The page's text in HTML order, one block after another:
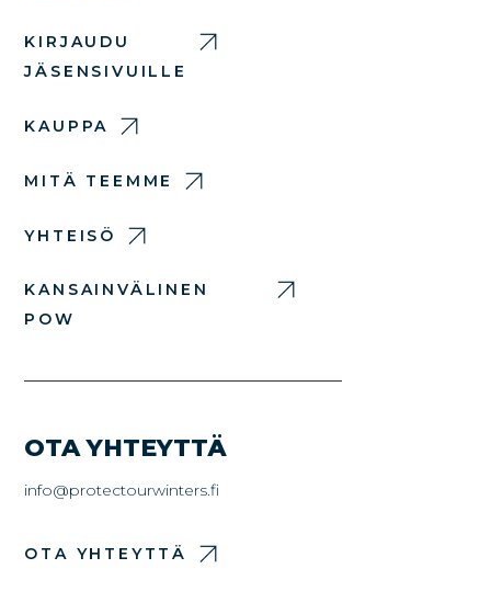
KIRJAUDU
JÄSENSIVUILLE
KAUPPA
MITÄ TEEMME
YHTEISÖ
KANSAINVÄLINEN
POW
OTA YHTEYTTÄ
info@protectourwinters.fi
OTA YHTEYTTÄ